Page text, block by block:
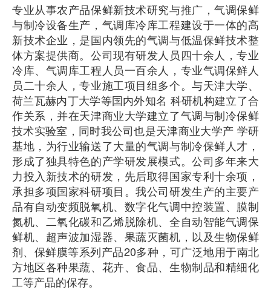
专业从事农产品保鲜新技术研究与推广，气调保鲜
与制冷设备生产，气调库冷库工程建设于一体的高
新技术企业，是国内领先的气调与低温保鲜技术整
体方案提供商。公司现有研发人员四十余人，专业
冷库、气调库工程人员一百余人，专业气调保鲜人
员二十余人，专业施工项目组多个。与天津大学、
荷兰瓦赫内丁大学等国内外知名 科研机构建立了合
作关系，并在天津商业大学建立了气调与制冷保鲜
技术实验室，同时我公司也是天津商业大学产 学研
基地，为行业输送了大量的气调与制冷保鲜人才，
形成了独具特色的产学研发展模式。公司多年来大
力投入新技术的研发，先后取得国家专利十余项，
承担多项国家科研项目。我公司研发生产的主要产
品有自动变频脱氧机、数字化气调中控装置、膜制
氮机、二氧化碳和乙烯脱除机、全自动智能气调保
鲜机、超声波加湿器、果蔬灭菌机，以及生物保鲜
剂、保鲜膜等系列产品20多种，可广泛地用于南北
方地区各种果蔬、花卉、食品、生物制品和精细化
工等产品的保存。